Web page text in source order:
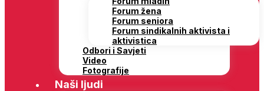
Forum žena
Forum seniora
Forum sindikalnih aktivista i
aktivistica
Odbori i Savjeti
Video
Fotografije
Naši ljudi